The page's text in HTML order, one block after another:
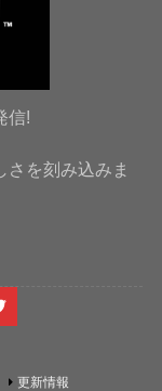
信!
さを刻み込みま
更新情報